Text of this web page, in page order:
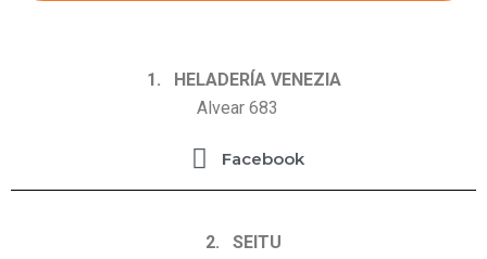
1. HELADERÍA VENEZIA
Alvear 683
Facebook
2. SEITU